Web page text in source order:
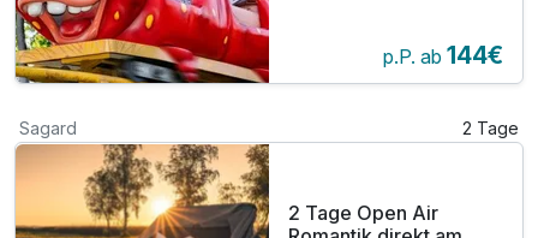
p.P. ab 144€
Sagard 2 Tage
2 Tage Open Air